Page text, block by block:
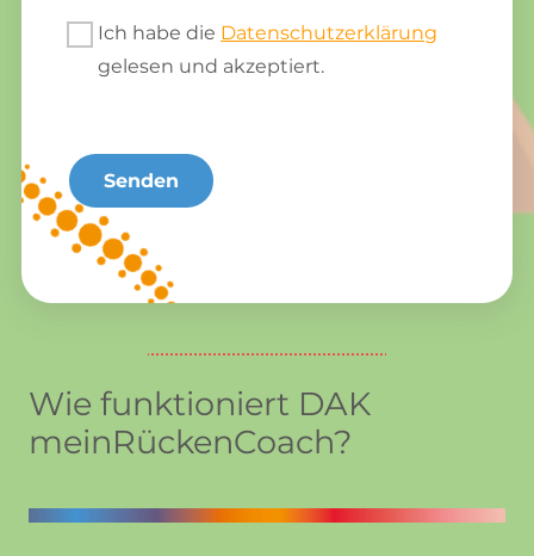
Ich habe die Datenschutzerklärung
gelesen und akzeptiert.
Wie funktioniert DAK
meinRückenCoach?